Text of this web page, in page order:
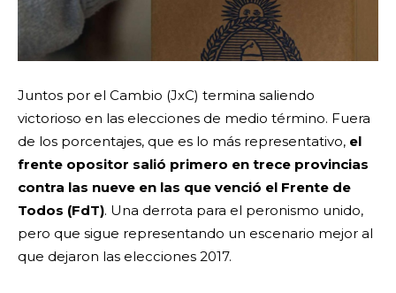
Juntos por el Cambio (JxC) termina saliendo
victorioso en las elecciones de medio término. Fuera
de los porcentajes, que es lo más representativo, el
frente opositor salió primero en trece provincias
contra las nueve en las que venció el Frente de
Todos (FdT). Una derrota para el peronismo unido,
pero que sigue representando un escenario mejor al
que dejaron las elecciones 2017.